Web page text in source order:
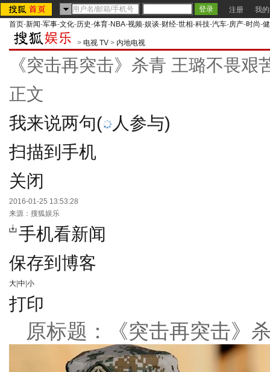
注册
我
首页-新闻-军事-文化-历史-体育-NBA-视频-娱谈-财经-世相-科技-汽车-房产-时尚-
> 电视 TV > 内地电视
《突击再突击》杀青 王璐不畏艰
正文
我来说两句(
人参与)
扫描到手机
关闭
2016-01-25 13:53:28
来源： 搜狐娱乐
手机看新闻
保存到博客
大 中 小
打印
原标题：《突击再突击》